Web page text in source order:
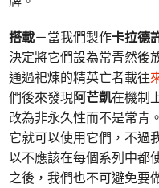
搭載－當我們製作卡拉德
決定將它們設為常青然後
通過祀煉的精英亡者載往
們後來發現阿芒凱在機制
改為非永久性而不是常青
它就可以使用它們，不過
以不應該在每個系列中都
之後，我們也不可避免要